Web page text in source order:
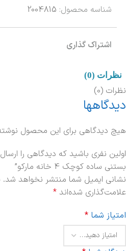
شناسه محصول: 2004815
اشتراک گذاری
نظرات (0)
نظرات (0)
دیدگاهها
هیچ دیدگاهی برای این محصول
اولین نفری باشید که دیدگاهی را
بستنی ساده کوچک 4 خانه مارکو”
نشانی ایمیل شما منتشر نخواهد شد.
علامت‌گذاری شده‌اند *
امتیاز شما *